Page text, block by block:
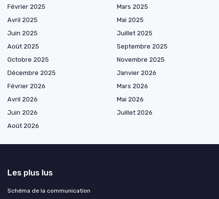
Février 2025
Mars 2025
Avril 2025
Mai 2025
Juin 2025
Juillet 2025
Août 2025
Septembre 2025
Octobre 2025
Novembre 2025
Décembre 2025
Janvier 2026
Février 2026
Mars 2026
Avril 2026
Mai 2026
Juin 2026
Juillet 2026
Août 2026
Les plus lus
Schéma de la communication